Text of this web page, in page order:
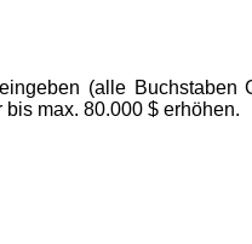
eingeben (alle Buchstaben
max. 80.000 $ erhöhen.